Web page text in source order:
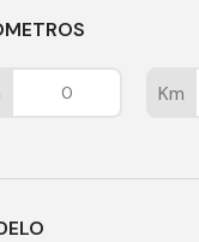
Km